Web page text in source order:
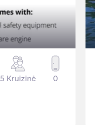
5 Kruizinė 0